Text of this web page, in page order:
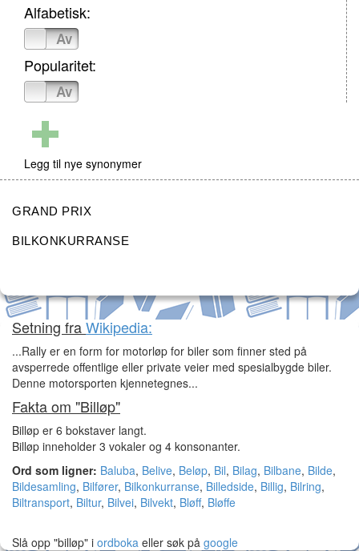
Alfabetisk:
Av
Popularitet:
Av
Legg til nye synonymer
GRAND PRIX
BILKONKURRANSE
Setning fraWikipedia:
...Rally er en form for motorløp for biler som finner sted på
avsperrede offentlige eller private veier med spesialbygde biler.
Denne motorsporten kjennetegnes...
Fakta om "Billøp"
Billøp er 6 bokstaver langt.
Billøp inneholder 3 vokaler og 4 konsonanter.
Ord som ligner: Baluba, Belive, Beløp, Bil, Bilag, Bilbane, Bilde,
Bildesamling, Bilfører, Bilkonkurranse, Billedside, Billig, Bilring,
Biltransport, Biltur, Bilvei, Bilvekt, Bløff, Bløffe
Slå opp "billøp" i ordboka eller søk på google